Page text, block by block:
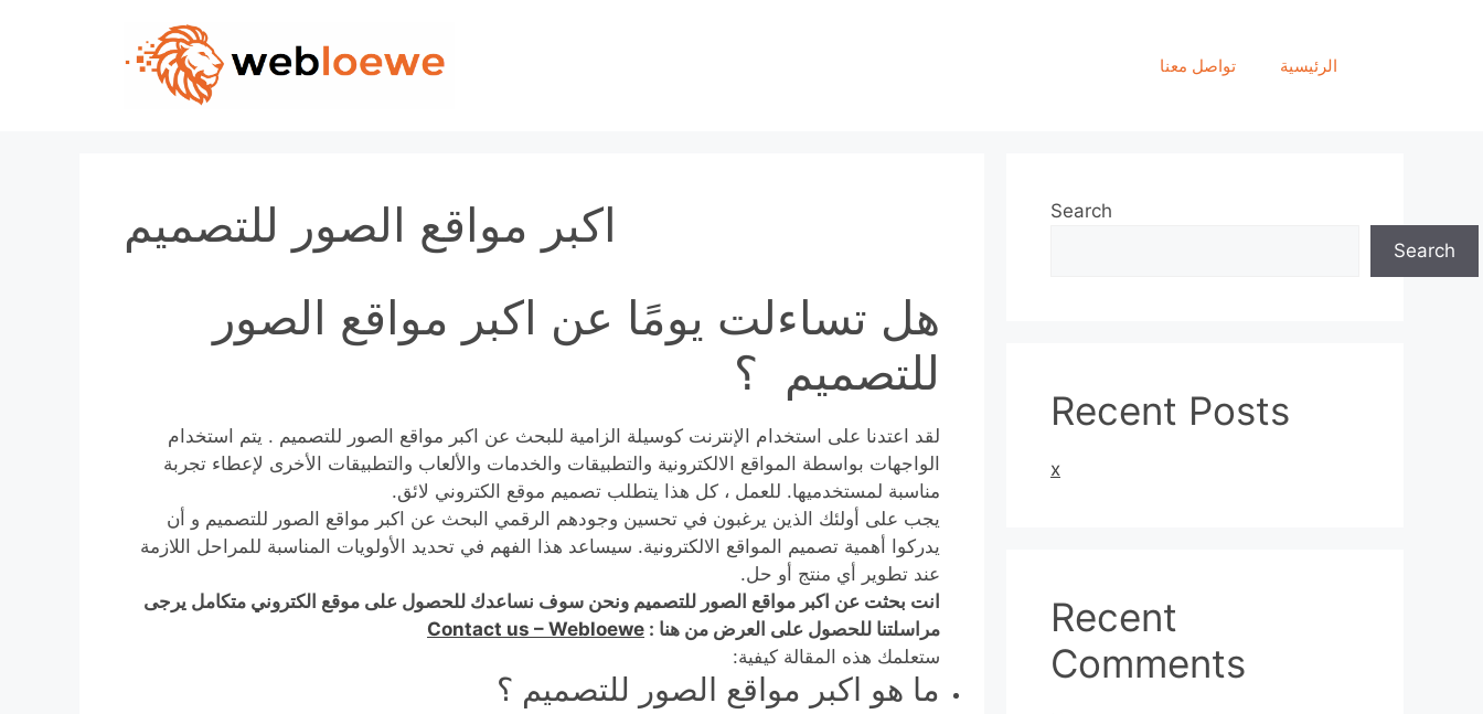
تواصل معنا الرئيسية
اكبر مواقع الصور للتصميم
هل تساءلت يومًا عن اكبر مواقع الصور
للتصميم ؟
لقد اعتدنا على استخدام الإنترنت كوسيلة الزامية للبحث عن اكبر مواقع الصور للتصميم . يتم استخدام
الواجهات بواسطة المواقع الالكترونية والتطبيقات والخدمات والألعاب والتطبيقات الأخرى لإعطاء تجربة
مناسبة لمستخدميها. للعمل ، كل هذا يتطلب تصميم موقع الكتروني لائق.
يجب على أولئك الذين يرغبون في تحسين وجودهم الرقمي البحث عن اكبر مواقع الصور للتصميم و أن
يدركوا أهمية تصميم المواقع الالكترونية. سيساعد هذا الفهم في تحديد الأولويات المناسبة للمراحل اللازمة
عند تطوير أي منتج أو حل.
انت بحثت عن اكبر مواقع الصور للتصميم ونحن سوف نساعدك للحصول على موقع الكتروني متكامل يرجى
مراسلتنا للحصول على العرض من هنا : Contact us – Webloewe
ستعلمك هذه المقالة كيفية:
ما هو اكبر مواقع الصور للتصميم ؟
Search
Search
Recent Posts
x
Recent
Comments